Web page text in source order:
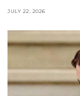
JULY 22, 2026